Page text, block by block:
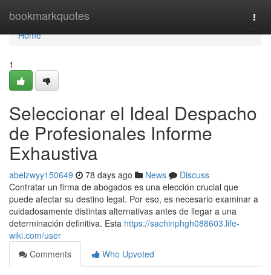
bookmarkquotes
Home
Home
1
Seleccionar el Ideal Despacho
de Profesionales Informe
Exhaustiva
abelzwyy150649 78 days ago News
Discuss
Contratar un firma de abogados es una elección crucial que
puede afectar su destino legal. Por eso, es necesario examinar a
cuidadosamente distintas alternativas antes de llegar a una
determinación definitiva. Esta https://sachinphgh088603.life-
wiki.com/user
Comments
Who Upvoted